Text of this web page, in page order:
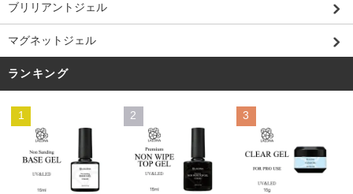
ブリリアントジェル
マグネットジェル
ランキング
1 2 3